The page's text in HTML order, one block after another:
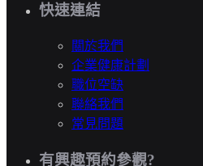
快速連結
關於我們
企業健康計劃
職位空缺
聯絡我們
常見問題
有興趣預約參觀?